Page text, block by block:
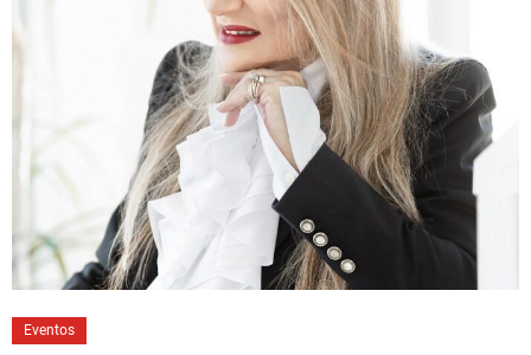
Eventos